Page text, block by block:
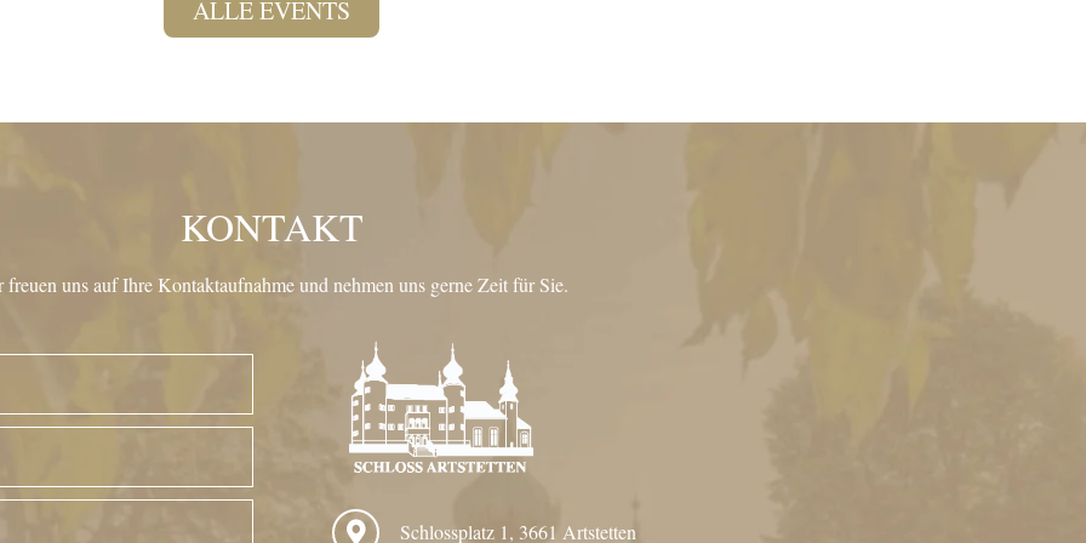
ALLE EVENTS
KONTAKT
freuen uns auf Ihre Kontaktaufnahme und nehmen uns gerne Zeit für Sie.
Schlossplatz 1, 3661 Artstetten